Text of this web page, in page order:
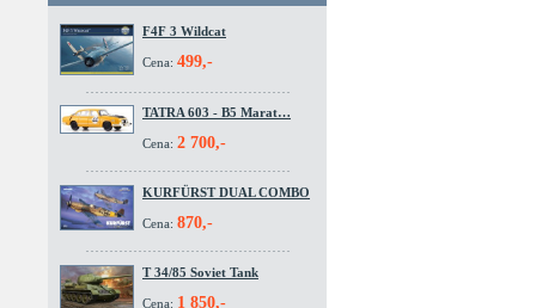
F4F 3 Wildcat
Cena: 499,-
TATRA 603 - B5 Marat…
Cena: 2 700,-
KURFÜRST DUAL COMBO
Cena: 870,-
T 34/85 Soviet Tank
Cena: 1 850,-